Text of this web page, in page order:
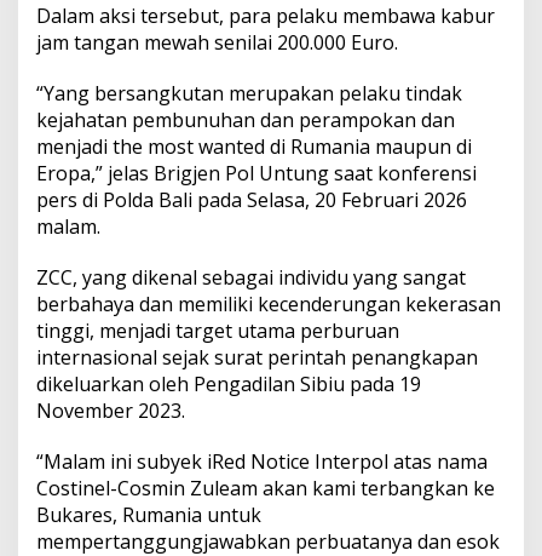
n
D
p
l
a
n
g
k
k
e
N
e
g
a
n
y
a
Dalam aksi tersebut, para pelaku membawa kabur
jam tangan mewah senilai 200.000 Euro.
“Yang bersangkutan merupakan pelaku tindak
kejahatan pembunuhan dan perampokan dan
menjadi the most wanted di Rumania maupun di
Eropa,” jelas Brigjen Pol Untung saat konferensi
pers di Polda Bali pada Selasa, 20 Februari 2026
malam.
ZCC, yang dikenal sebagai individu yang sangat
berbahaya dan memiliki kecenderungan kekerasan
tinggi, menjadi target utama perburuan
internasional sejak surat perintah penangkapan
dikeluarkan oleh Pengadilan Sibiu pada 19
November 2023.
“Malam ini subyek iRed Notice Interpol atas nama
Costinel-Cosmin Zuleam akan kami terbangkan ke
Bukares, Rumania untuk
mempertanggungjawabkan perbuatanya dan esok